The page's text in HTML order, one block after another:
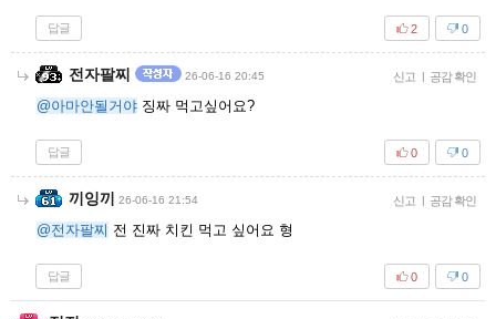
답글 0
2
전자팔찌 26-06-16 20:45 신고 | 공감 확인
@아마안될거야 징짜 먹고싶어요?
답글 0
0
끼잉끼 26-06-16 21:54 신고 | 공감 확인
@전자팔찌 전 진짜 치킨 먹고 싶어요 형
답글 0
0